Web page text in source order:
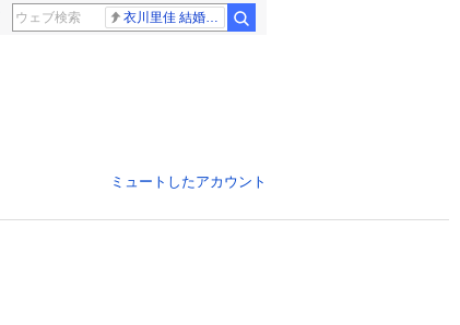
衣川里佳 結婚発表
ミュートしたアカウント